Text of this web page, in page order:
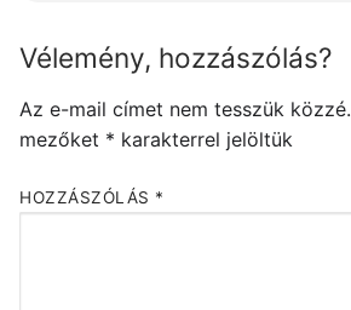
Vélemény, hozzászólás?
Az e-mail címet nem tesszük közzé.
mezőket * karakterrel jelöltük
HOZZÁSZÓLÁS *